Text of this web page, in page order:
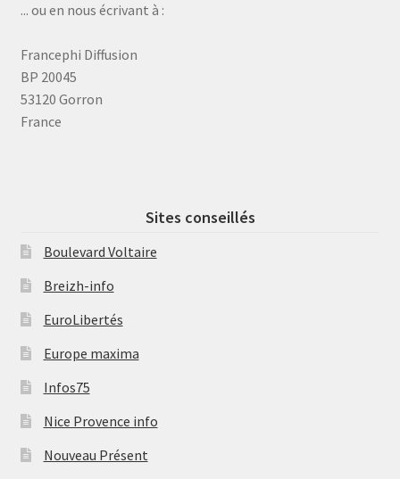
... ou en nous écrivant à :
Francephi Diffusion
BP 20045
53120 Gorron
France
Sites conseillés
Boulevard Voltaire
Breizh-info
EuroLibertés
Europe maxima
Infos75
Nice Provence info
Nouveau Présent